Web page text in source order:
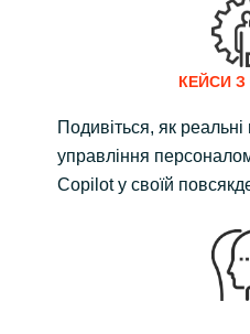
КЕЙСИ З
Подивіться, як реальні
управління
Copilot у своїй